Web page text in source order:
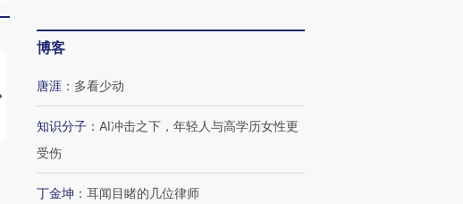
视线｜全球最热百城独占
阿根廷3-0阿尔及利亚
兹奖得主的“非天才”拼图
博客
唐涯 ： 多看少动
知识分子 ： AI冲击之下，年轻人与高学历女性更
受伤
丁金坤 ： 耳闻目睹的几位律师